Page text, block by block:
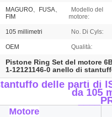
MAGURO、FUSA、
FIM
Modello del
motore:
105 millimetri No. Di Cyls:
OEM Qualità:
Pistone Ring Set del motore
1-12121146-0 anello di
delle parti di
da 105
Motore